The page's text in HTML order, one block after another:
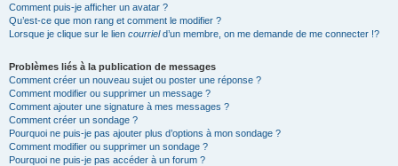
Comment puis-je afficher un avatar ?
Qu’est-ce que mon rang et comment le modifier ?
Lorsque je clique sur le lien courrield’un membre, on me demande de me connecter !?
Problèmes liés à la publication de messages
Comment créer un nouveau sujet ou poster une réponse ?
Comment modifier ou supprimer un message ?
Comment ajouter une signature à mes messages ?
Comment créer un sondage ?
Pourquoi ne puis-je pas ajouter plus d’options à mon sondage ?
Comment modifier ou supprimer un sondage ?
Pourquoi ne puis-je pas accéder à un forum ?